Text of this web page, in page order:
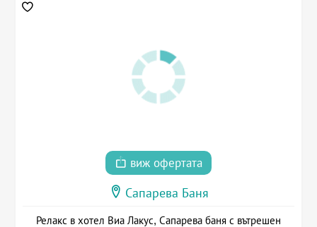
виж офертата
Сапарева Баня
Релакс в хотел Виа Лакус, Сапарева баня с вътрешен